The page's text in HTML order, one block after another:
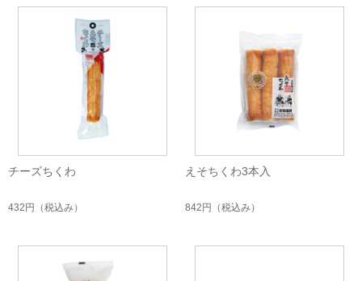
チーズちくわ
432円 （税込み）
えそちくわ3本入
842円 （税込み）